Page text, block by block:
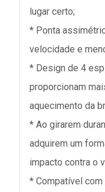
lugar certo;
* Ponta
velocidade e
* Design de 4
proporcionam
aquecimento da
* Ao girarem
adquirem um
impacto contra o
* Compatível